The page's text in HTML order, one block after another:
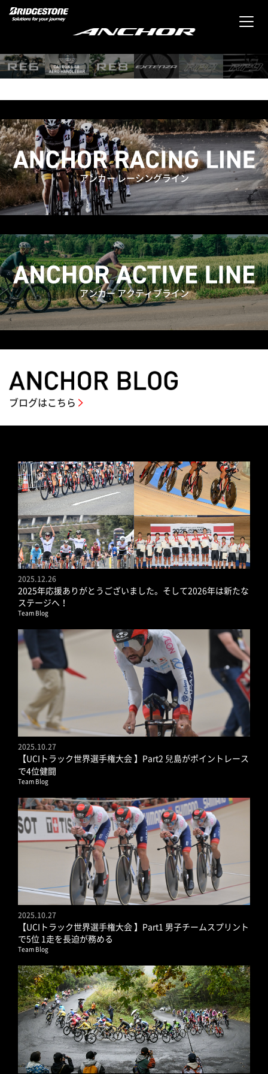
アンカー レーシングライン
アンカー アクティブライン
ブログはこちら
Team Blog
2025年応援ありがとうございました。そして2026年は新たな
ステージへ！
2025.12.26
Team Blog
【UCIトラック世界選手権大会 】Part2 兒島がポイントレース
で4位健闘
2025.10.27
Team Blog
【UCIトラック世界選手権大会 】Part1 男子チームスプリント
で5位 1走を長迫が務める
2025.10.27